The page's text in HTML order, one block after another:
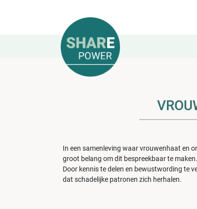
In een samenleving waar vrouwenhaat en
groot belang om dit bespreekbaar te maken.
Door kennis te delen en bewustwording te
dat schadelijke patronen zich herhalen.